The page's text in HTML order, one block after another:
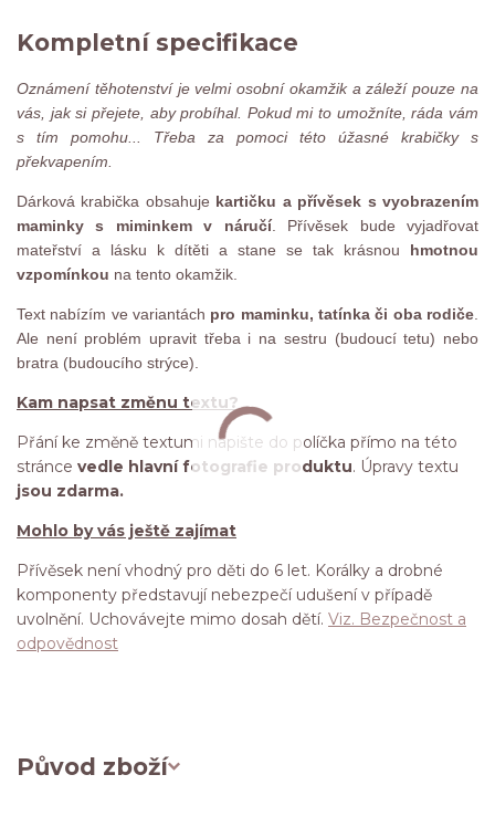
Kompletní specifikace
Oznámení těhotenství je velmi osobní okamžik a záleží pouze na
vás, jak si přejete, aby probíhal. Pokud mi to umožníte, ráda vám
s tím pomohu... Třeba za pomoci této úžasné krabičky s
překvapením.
Dárková krabička obsahuje kartičku a přívěsek s vyobrazením
maminky s miminkem v náručí. Přívěsek bude vyjadřovat
mateřství a lásku k dítěti a stane se tak krásnou hmotnou
vzpomínkou na tento okamžik.
Text nabízím ve variantách pro maminku, tatínka či oba rodiče.
Ale není problém upravit třeba i na sestru (budoucí tetu) nebo
bratra (budoucího strýce).
Kam napsat změnu textu?
Přání ke změně textumi napište do políčka přímo na této
stránce vedle hlavní fotografie produktu. Úpravy textu
jsou zdarma.
Mohlo by vás ještě zajímat
Přívěsek není vhodný pro děti do 6 let. Korálky a drobné
komponenty představují nebezpečí udušení v případě
uvolnění. Uchovávejte mimo dosah dětí. Viz. Bezpečnost a
odpovědnost
Původ zboží